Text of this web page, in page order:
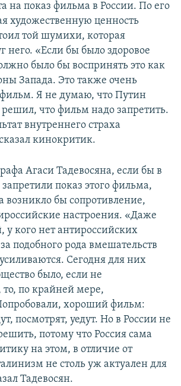
на показ фильма в России. По его
художественную ценность
той шумихи, которая
него. «Если бы было здоровое
было бы воспринять это как
Запада. Это также очень
Я не думаю, что Путин
решил, что фильм надо запретить.
внутреннего страха
кинокритик.
Агаси Тадевосяна, если бы в
показ этого фильма,
возникло бы сопротивление,
настроения. «Даже
у кого нет антироссийских
подобного рода вмешательств
Сегодня для них
было, если не
по крайней мере,
хороший фильм:
посмотрят, уедут. Но в России не
потому что Россия сама
на этом, в отличие от
не столь уж актуален для
Тадевосян.